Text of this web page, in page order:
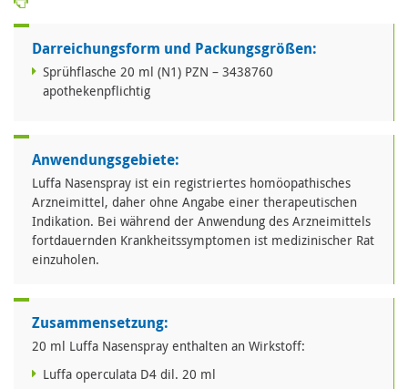
Darreichungsform und Packungsgrößen:
Sprühflasche 20 ml (N1) PZN – 3438760
apothekenpflichtig
Anwendungsgebiete:
Luffa Nasenspray ist ein registriertes homöopathisches
Arzneimittel, daher ohne Angabe einer therapeutischen
Indikation. Bei während der Anwendung des Arzneimittels
fortdauernden Krankheitssymptomen ist medizinischer Rat
einzuholen.
Zusammensetzung:
20 ml Luffa Nasenspray enthalten an Wirkstoff:
Luffa operculata D4 dil. 20 ml